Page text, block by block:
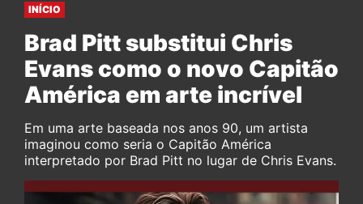
INÍCIO
Brad Pitt substitui Chris
Evans como o novo Capitão
América em arte incrível
Em uma arte baseada nos anos 90, um artista
imaginou como seria o Capitão América
interpretado por Brad Pitt no lugar de Chris Evans.